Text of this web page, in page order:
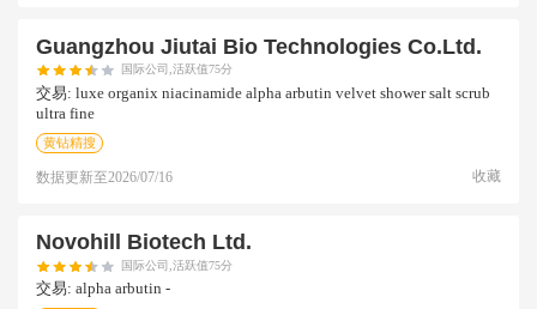
Guangzhou Jiutai Bio Technologies Co.ltd.
国际公司,活跃值75分
交易: luxe organix niacinamide alpha arbutin velvet shower salt scrub
ultra fine
黄钻精搜
数据更新至2026/07/16 收藏
Novohill Biotech Ltd.
国际公司,活跃值75分
交易: alpha arbutin -